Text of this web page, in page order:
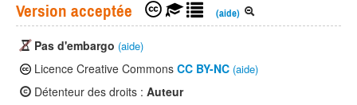
Version acceptée (aide)
Pas d'embargo (aide)
Licence Creative Commons CC BY-NC (aide)
Détenteur des droits : Auteur